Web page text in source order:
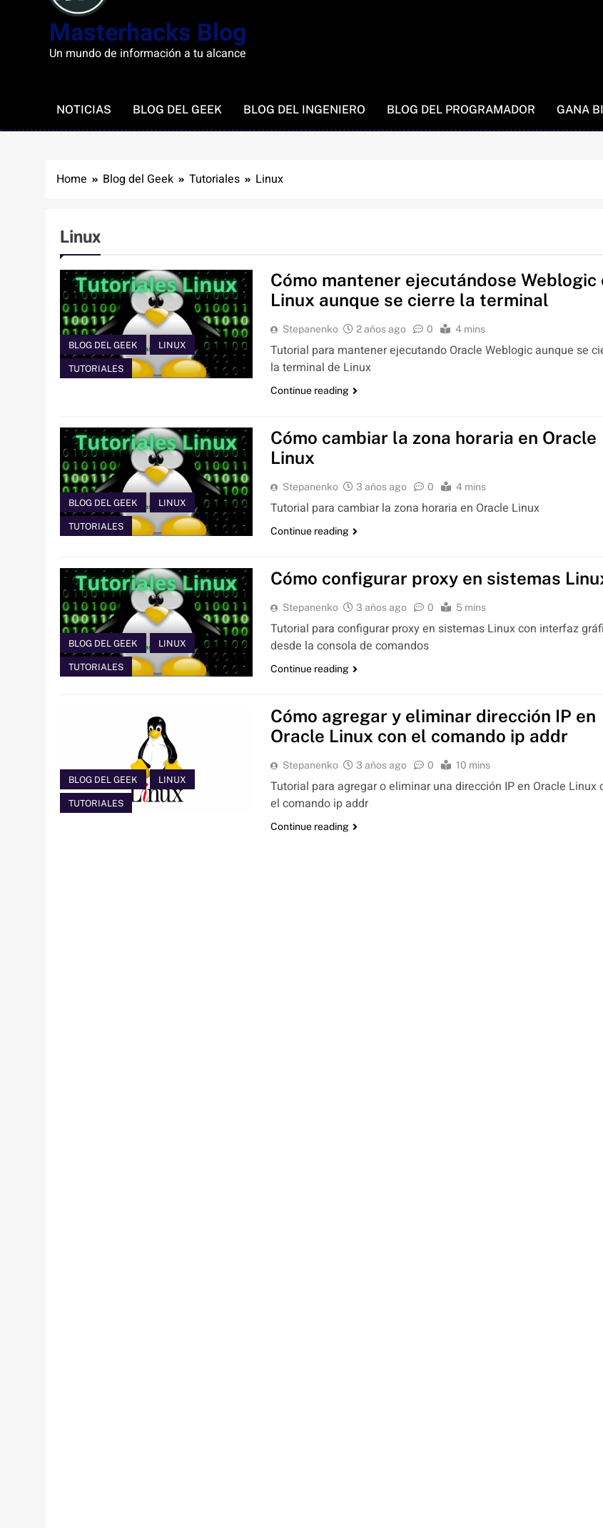
Masterhacks Blog
Un mundo de información a tu alcance
NOTICIAS BLOG DEL GEEK BLOG DEL INGENIERO BLOG DEL PROGRAMADOR GANA
Home Blog del Geek Tutoriales Linux
Linux
BLOG DEL GEEK LINUX
TUTORIALES
Cómo mantener ejecutándose Weblogic
Linux aunque se cierre la terminal
Stepanenko 2 años ago 0 4 mins
Tutorial para mantener ejecutando Oracle Weblogic aunque se
la terminal de Linux
Continue reading
BLOG DEL GEEK LINUX
TUTORIALES
Cómo cambiar la zona horaria en Oracle
Linux
Stepanenko 3 años ago 0 4 mins
Tutorial para cambiar la zona horaria en Oracle Linux
Continue reading
BLOG DEL GEEK LINUX
TUTORIALES
Cómo configurar proxy en sistemas
Stepanenko 3 años ago 0 5 mins
Tutorial para configurar proxy en sistemas Linux con interfaz
desde la consola de comandos
Continue reading
BLOG DEL GEEK LINUX
TUTORIALES
Cómo agregar y eliminar dirección IP en
Oracle Linux con el comando ip addr
Stepanenko 3 años ago 0 10 mins
Tutorial para agregar o eliminar una dirección IP en Oracle Linux
el comando ip addr
Continue reading